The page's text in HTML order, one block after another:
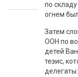
по
огнем
Затем
ООН по
детей
тезис,